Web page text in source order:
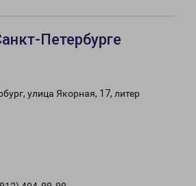
Петербурге
улица Якорная, 17, литер